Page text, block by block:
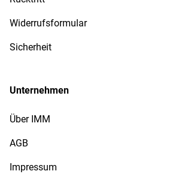
Widerrufsformular
Sicherheit
Unternehmen
Über IMM
AGB
Impressum